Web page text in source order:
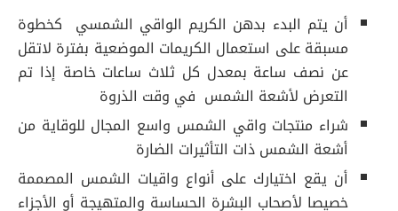
أن يتم البدء بدهن الكريم الواقي الشمسي كخطوة
مسبقة على استعمال الكريمات الموضعية بفترة لاتقل
عن نصف ساعة بمعدل كل ثلاث ساعات خاصة إذا تم
التعرض لأشعة الشمس في وقت الذروة
شراء منتجات واقي الشمس واسع المجال للوقاية من
أشعة الشمس ذات التأثيرات الضارة
أن يقع اختيارك على أنواع واقيات الشمس المصممة
خصيصا لأصحاب البشرة الحساسة والمتهيجة أو الأجزاء